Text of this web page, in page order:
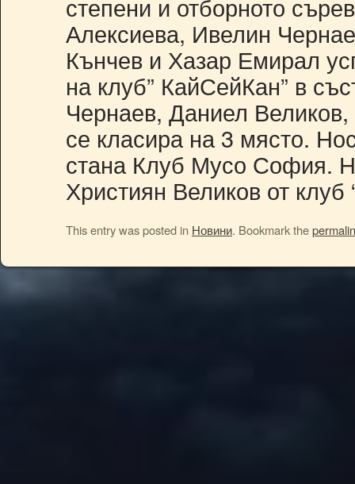
степени и отборното
Алексиева, Ивелин
Кънчев и Хазар Емирал
на клуб” КайСейКан” в
Чернаев, Даниел
се класира на 3 място.
стана Клуб Мусо София.
Християн Великов от
This entry was posted in Новини. Bookmark the